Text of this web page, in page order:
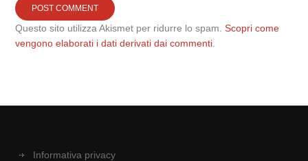
Questo sito utilizza Akismet per ridurre lo spam.Scopri come
vengono elaborati i dati derivati dai commenti
Informativa privacy